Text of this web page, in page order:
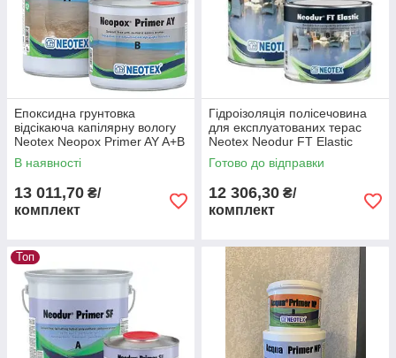
Епоксидна грунтовка
відсікаюча капілярну вологу
Neotex Neopox Primer AY A+B
упаковка 5,05 кг
В наявності
13 011,70 ₴/
комплект
Гідроізоляція полісечовина
для експлуатованих терас
Neotex Neodur FT Elastic
(А+В) 5,5 кг RAL 1013
Готово до відправки
12 306,30 ₴/
комплект
Топ